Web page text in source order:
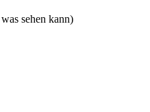
sehen kann)